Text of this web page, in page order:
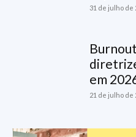
31 de julho de
em
21 de julho de